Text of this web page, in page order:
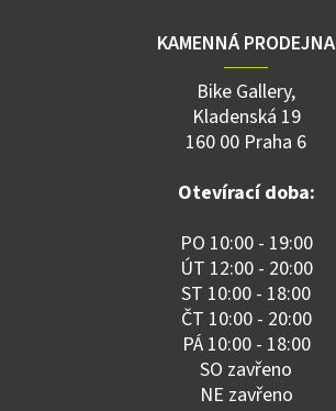
KAMENNÁ PRODEJNA
Bike Gallery,
Kladenská 19
160 00 Praha 6
Otevírací doba:
PO 10:00 - 19:00
ÚT 12:00 - 20:00
ST 10:00 - 18:00
ČT 10:00 - 20:00
PÁ 10:00 - 18:00
SO zavřeno
NE zavřeno